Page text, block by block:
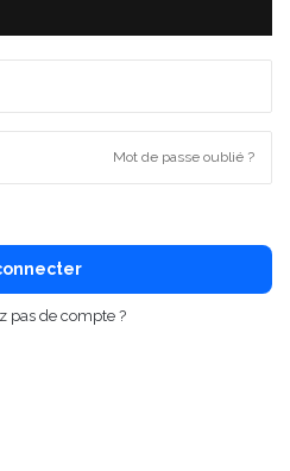
Mot de passe oublié ?
pas de compte ?